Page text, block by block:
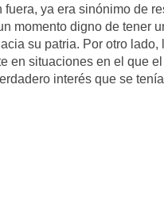
ya era sinónimo de
momento digno de tener
su patria. Por otro
en situaciones en el que
interés que se